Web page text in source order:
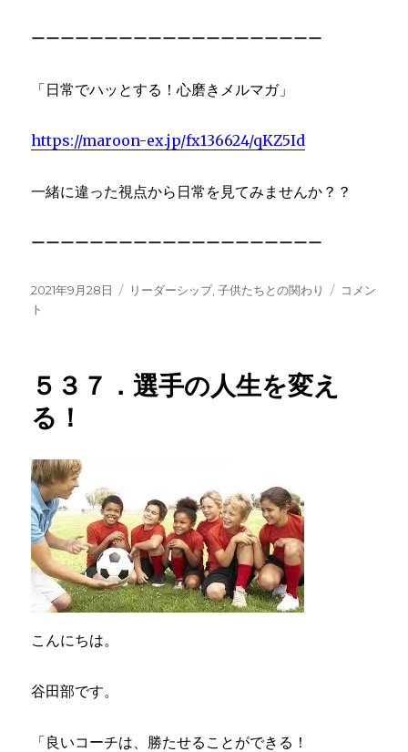
ーーーーーーーーーーーーーーーーーーーー
「日常でハッとする！心磨きメルマガ」
https://maroon-ex.jp/fx136624/qKZ5Id
一緒に違った視点から日常を見てみませんか？？
ーーーーーーーーーーーーーーーーーーーー
投
稿
2021年9月28日
カ
リーダーシップ,子供たちとの関わり
５
コメン
ト
５３７．選手の人生を変え
る！
こんにちは。
谷田部です。
「良いコーチは、勝たせることができる！